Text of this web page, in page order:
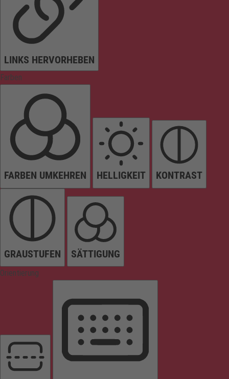
LINKS HERVORHEBEN
Farben
FARBEN UMKEHREN HELLIGKEIT KONTRAST
GRAUSTUFEN SÄTTIGUNG
Orientierung